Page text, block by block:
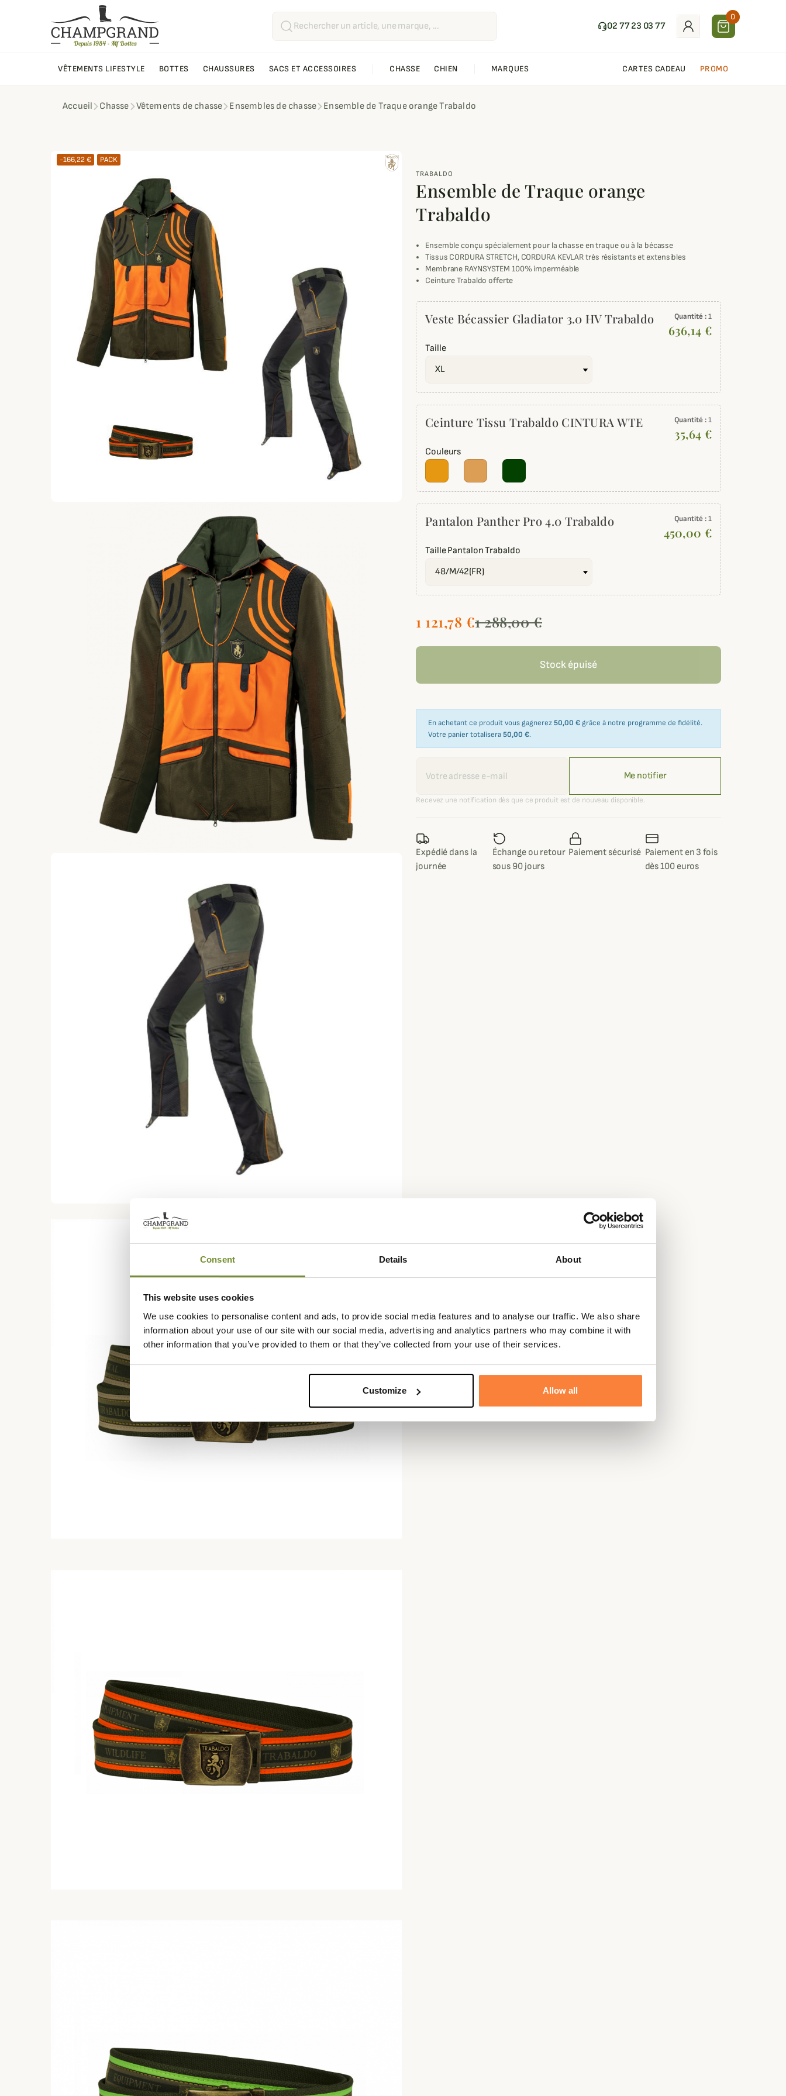
Consent Details About
This website uses cookies
We use cookies to personalise content and ads, to provide social media features and to analyse our traffic. We also share
information about your use of our site with our social media, advertising and analytics partners who may combine it with
other information that you’ve provided to them or that they’ve collected from your use of their services.
Customize Allow all
02 77 23 03 77
0
VÊTEMENTS LIFESTYLE BOTTES CHAUSSURES SACS ET ACCESSOIRES CHASSE CHIEN MARQUES CARTES CADEAU PROMO
Accueil Chasse Vêtements de chasse Ensembles de chasse Ensemble de Traque orange Trabaldo
-166,22 € PACK
TRABALDO
Ensemble de Traque orange
Trabaldo
Ensemble conçu spécialement pour la chasse en traque ou à la bécasse
Tissus CORDURA STRETCH, CORDURA KEVLAR très résistants et extensibles
Membrane RAYNSYSTEM 100% imperméable
Ceinture Trabaldo offerte
Veste Bécassier Gladiator 3.0 HV Trabaldo Quantité :1
636,14 €
Taille
Ceinture Tissu Trabaldo CINTURA WTE Quantité :1
35,64 €
Couleurs
Pantalon Panther Pro 4.0 Trabaldo Quantité :1
450,00 €
Taille Pantalon Trabaldo
1 121,78 €1 288,00 €
Stock épuisé
En achetant ce produit vous gagnerez50,00 € grâce à notre programme de fidélité.
Votre panier totalisera50,00 €.
Me notifier
Recevez une notification dès que ce produit est de nouveau disponible.
Expédié dans la
journée
Échange ou retour
sous 90 jours
Paiement sécurisé Paiement en 3 fois
dès 100 euros